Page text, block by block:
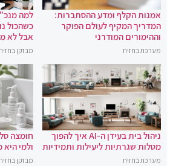
אמנות הקלף ומדע ההסתברות:
המדריך המקיף לעולם הפוקר
וההימורים המודרני
מערכת בחזית
למה
כשהכול
אבל לא
מבזקן בחזית
ניהול בית בעידן ה-AI איך להפוך
מטלות שגרתיות ליעילות ותמידיות
מערכת בחזית
חומצה
ולמי
מבזקן